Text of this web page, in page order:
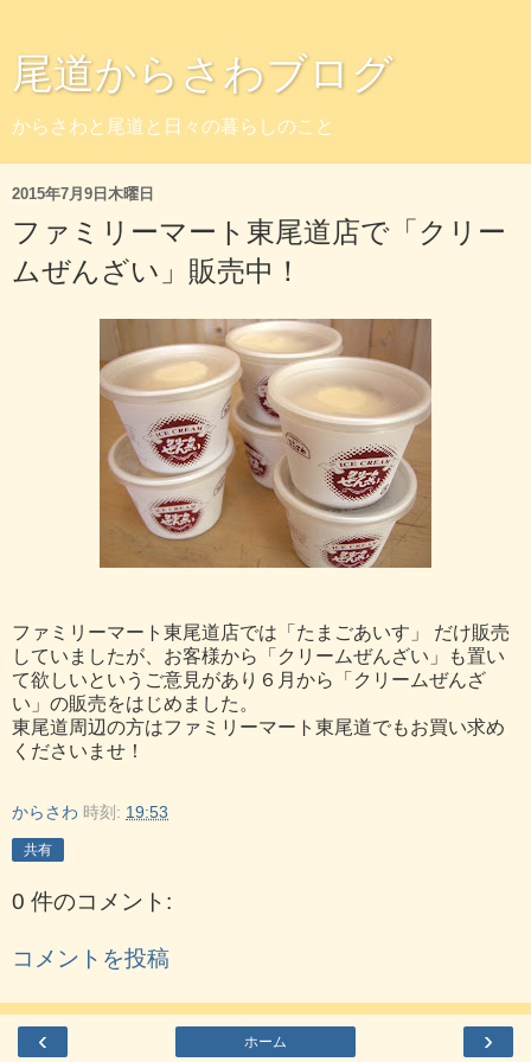
尾道からさわブログ
からさわと尾道と日々の暮らしのこと
2015年7月9日木曜日
ファミリーマート東尾道店で「クリー
ムぜんざい」販売中！
ファミリーマート東尾道店では「たまごあいす」 だけ販売
していましたが、お客様から「クリームぜんざい」も置い
て欲しいというご意見があり６月から「クリームぜんざ
い」の販売をはじめました。
東尾道周辺の方はファミリーマート東尾道でもお買い求め
くださいませ！
からさわ 時刻: 19:53
共有
0 件のコメント:
コメントを投稿
‹ ›
ホーム